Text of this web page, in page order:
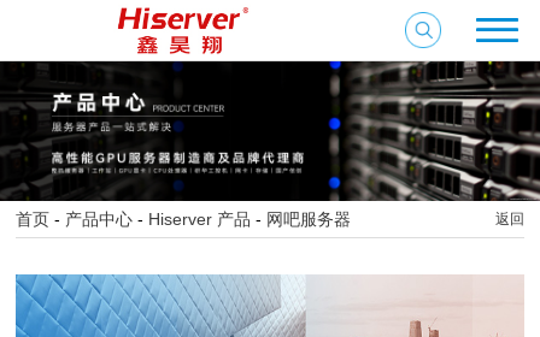
返回
首页 - 产品中心 - Hiserver 产品 - 网吧服务器